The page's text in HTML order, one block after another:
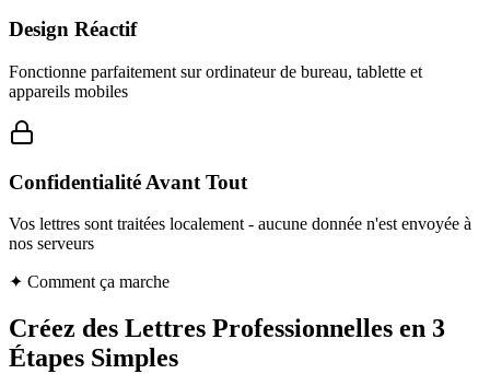
Design Réactif
Fonctionne parfaitement sur ordinateur de bureau, tablette et
appareils mobiles
Confidentialité Avant Tout
Vos lettres sont traitées localement - aucune donnée n'est envoyée à
nos serveurs
✦ Comment ça marche
Créez des Lettres Professionnelles en 3
Étapes Simples